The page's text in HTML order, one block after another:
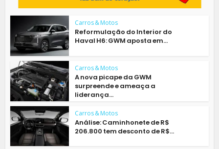
Carros & Motos
Reformulação do Interior do
Haval H6: GWM aposta em...
Carros & Motos
A nova picape da GWM
surpreende e ameaça a
liderança...
Carros & Motos
Análise: Caminhonete de R$
206.800 tem desconto de R$...